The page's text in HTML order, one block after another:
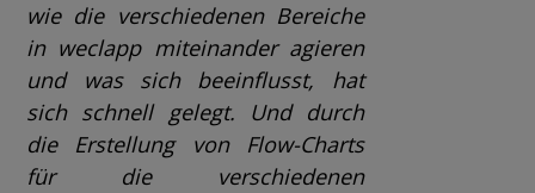
wie die verschiedenen Bereiche
in weclapp miteinander agieren
und was sich beeinflusst, hat
sich schnell gelegt. Und durch
die Erstellung von Flow-Charts
für die verschiedenen